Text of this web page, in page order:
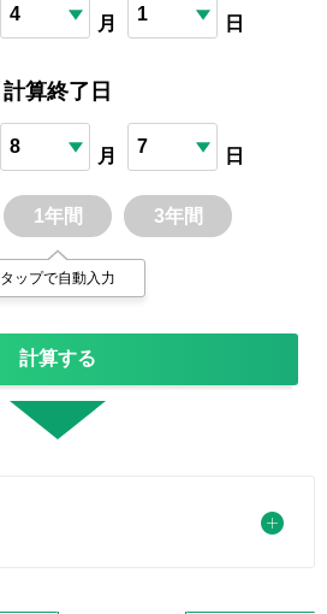
月 日
計算終了日
月 日
1年間 3年間
タップで自動入力
計算する